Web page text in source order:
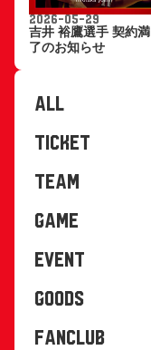
2026-05-29
吉井 裕鷹選手 契約満
了のお知らせ
ALL
TICKET
TEAM
GAME
EVENT
GOODS
FANCLUB